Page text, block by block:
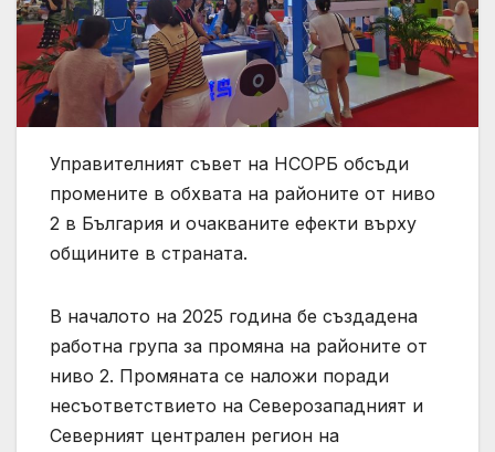
Управителният съвет на НСОРБ обсъди
промените в обхвата на районите от ниво
2 в България и очакваните ефекти върху
общините в страната.
В началото на 2025 година бе създадена
работна група за промяна на районите от
ниво 2. Промяната се наложи поради
несъответствието на Северозападният и
Северният централен регион на